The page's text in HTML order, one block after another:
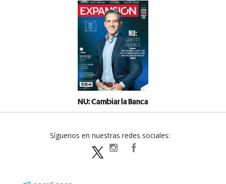
NU: Cambiar la Banca
Síguenos en nuestras redes sociales:
expansionpolitica